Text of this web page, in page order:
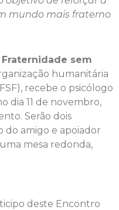
mundo mais fraterno
Fraternidade sem
humanitária
recebe o psicólogo
dia 11 de novembro,
Serão dois
do amigo e apoiador
mesa redonda,
deste Encontro